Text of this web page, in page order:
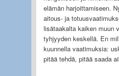
elämän harjoittamiseen.
aitous- ja
lisätaakalta kaiken muun
tyhjyyden keskellä. En
kuunnella vaatimuksia:
pitää tehdä, pitää saada